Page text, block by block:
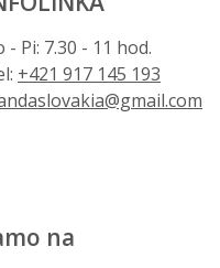
- Pi: 7.30 - 11 hod.
+421 917 145 193
na